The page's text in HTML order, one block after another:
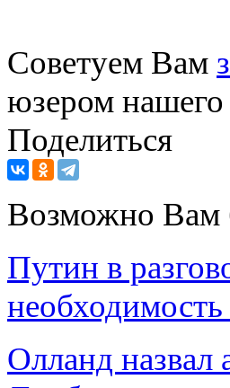
Советуем Вам
юзером нашего
Поделиться
Возможно Вам
Путин в
Олланд назвал